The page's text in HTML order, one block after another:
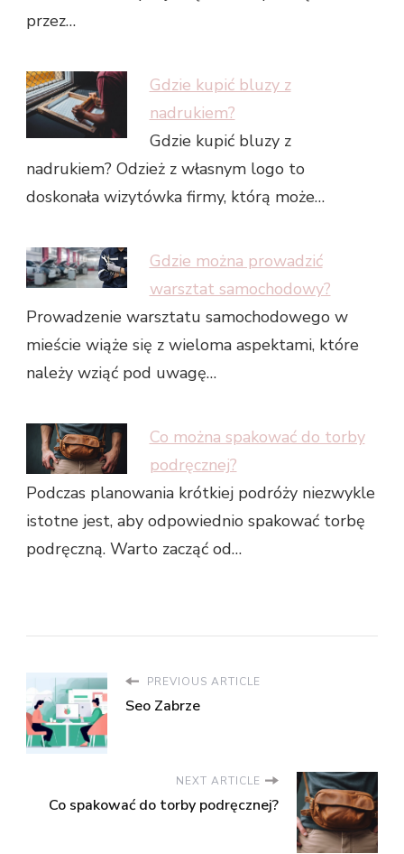
przez…
Gdzie kupić bluzy z
nadrukiem?
Gdzie kupić bluzy z
nadrukiem? Odzież z własnym logo to
doskonała wizytówka firmy, którą może…
Gdzie można prowadzić
warsztat samochodowy?
Prowadzenie warsztatu samochodowego w
mieście wiąże się z wieloma aspektami, które
należy wziąć pod uwagę…
Co można spakować do torby
podręcznej?
Podczas planowania krótkiej podróży niezwykle
istotne jest, aby odpowiednio spakować torbę
podręczną. Warto zacząć od…
PREVIOUS ARTICLE
Seo Zabrze
NEXT ARTICLE
Co spakować do torby podręcznej?